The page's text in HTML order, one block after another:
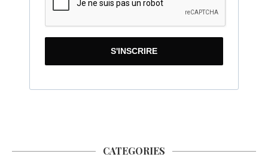
S'INSCRIRE
CATEGORIES